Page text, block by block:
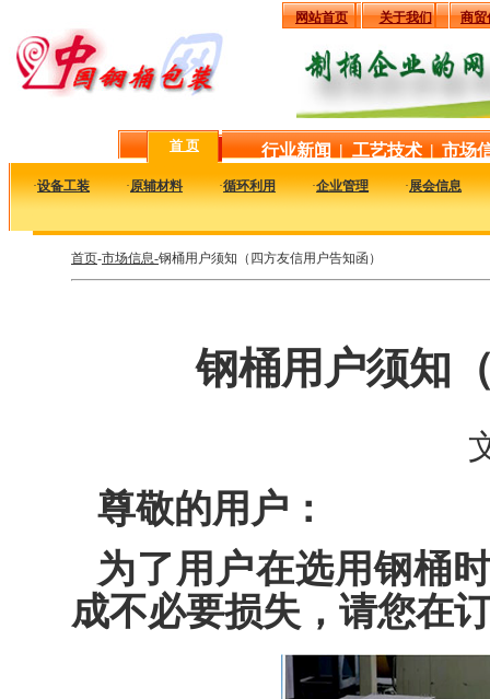
网站首页 关于我们 商贸
首 页 行业新闻 | 工艺技术 | 市场
·设备工装 ·原辅材料 ·循环利用 ·企业管理 ·展会信息
首页-市场信息-钢桶用户须知（四方友信用户告知函）
钢桶用户须知
尊敬的用户：
为了用户在选用钢桶
成不必要损失，请您在